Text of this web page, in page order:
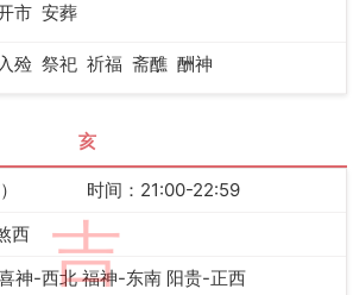
市 安葬
入殓 祭祀 祈福 斋醮 酬神
亥
吉
时间：21:00-22:59
西
神-西北 福神-东南 阳贵-正西